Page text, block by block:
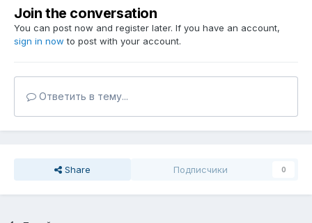
Join the conversation
You can post now and register later. If you have an account,
sign in now to post with your account.
Ответить в тему...
Share Подписчики 0